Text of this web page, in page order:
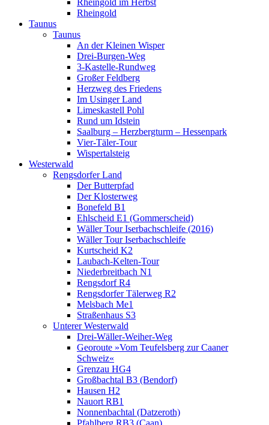
Rheingold im Herbst
Rheingold
Taunus
Taunus
An der Kleinen Wisper
Drei-Burgen-Weg
3-Kastelle-Rundweg
Großer Feldberg
Herzweg des Friedens
Im Usinger Land
Limeskastell Pohl
Rund um Idstein
Saalburg – Herzbergturm – Hessenpark
Vier-Täler-Tour
Wispertalsteig
Westerwald
Rengsdorfer Land
Der Butterpfad
Der Klosterweg
Bonefeld B1
Ehlscheid E1 (Gommerscheid)
Wäller Tour Iserbachschleife (2016)
Wäller Tour Iserbachschleife
Kurtscheid K2
Laubach-Kelten-Tour
Niederbreitbach N1
Rengsdorf R4
Rengsdorfer Tälerweg R2
Melsbach Me1
Straßenhaus S3
Unterer Westerwald
Drei-Wäller-Weiher-Weg
Georoute »Vom Teufelsberg zur Caaner
Schweiz«
Grenzau HG4
Großbachtal B3 (Bendorf)
Hausen H2
Nauort RB1
Nonnenbachtal (Datzeroth)
Pfahlberg RB3 (Caan)